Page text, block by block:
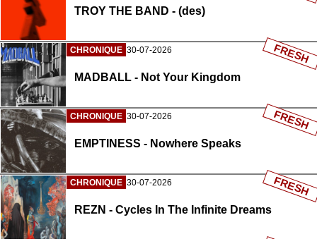
TROY THE BAND - (des)
CHRONIQUE 30-07-2026
MADBALL - Not Your Kingdom
FRESH
CHRONIQUE 30-07-2026
EMPTINESS - Nowhere Speaks
FRESH
CHRONIQUE 30-07-2026
REZN - Cycles In The Infinite Dreams
FRESH